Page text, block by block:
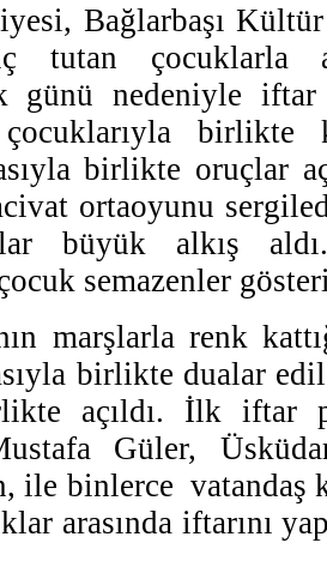
Bağlarbaşı
çocuklarla
günü nedeniyle
çocuklarıyla birlikte
birlikte oruçlar
ortaoyunu
büyük alkış
semazenler
marşlarla renk
birlikte dualar
açıldı. İlk iftar
Güler,
ile binlerce vatandaş
arasında iftarını